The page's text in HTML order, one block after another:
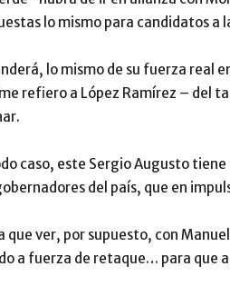
lo mismo para candidatos a
lo mismo de su fuerza real
refiero a López Ramírez – del
caso, este Sergio Augusto
del país, que en
que ver, por supuesto, con
a fuerza de retaque… para que